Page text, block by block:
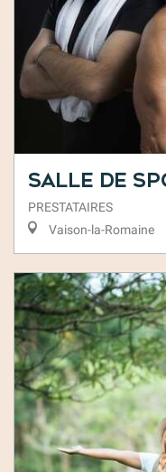
Salle de
PRESTATAIRES
Vaison-la-Romaine